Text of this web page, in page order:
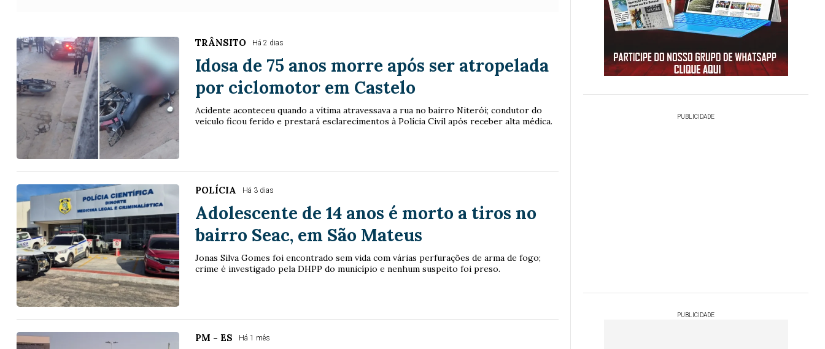
TRÂNSITO Há 2 dias
Idosa de 75 anos morre após ser atropelada
por ciclomotor em Castelo
Acidente aconteceu quando a vítima atravessava a rua no bairro Niterói; condutor do
veículo ficou ferido e prestará esclarecimentos à Polícia Civil após receber alta médica.
POLÍCIA Há 3 dias
Adolescente de 14 anos é morto a tiros no
bairro Seac, em São Mateus
Jonas Silva Gomes foi encontrado sem vida com várias perfurações de arma de fogo;
crime é investigado pela DHPP do município e nenhum suspeito foi preso.
PM - ES Há 1 mês
PUBLICIDADE
PUBLICIDADE